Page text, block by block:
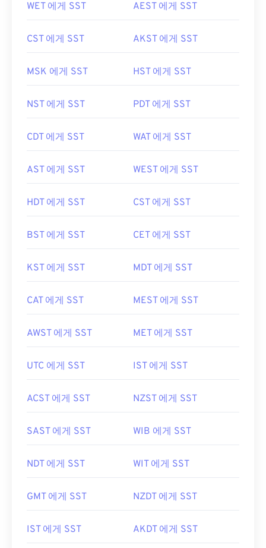
WET 에게 SST AEST 에게 SST
CST 에게 SST AKST 에게 SST
MSK 에게 SST HST 에게 SST
NST 에게 SST PDT 에게 SST
CDT 에게 SST WAT 에게 SST
AST 에게 SST WEST 에게 SST
HDT 에게 SST CST 에게 SST
BST 에게 SST CET 에게 SST
KST 에게 SST MDT 에게 SST
CAT 에게 SST MEST 에게 SST
AWST 에게 SST MET 에게 SST
UTC 에게 SST IST 에게 SST
ACST 에게 SST NZST 에게 SST
SAST 에게 SST WIB 에게 SST
NDT 에게 SST WIT 에게 SST
GMT 에게 SST NZDT 에게 SST
IST 에게 SST AKDT 에게 SST